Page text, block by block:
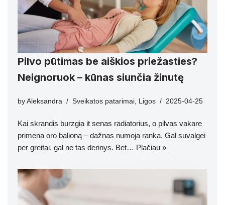
Pilvo pūtimas be aiškios priežasties?
Neignoruok – kūnas siunčia žinutę
by Aleksandra Sveikatos patarimai Ligos 2025-04-25
Kai skrandis burzgia it senas radiatorius, o pilvas vakare
primena oro balioną – dažnas numoja ranka. Gal suvalgei
per greitai, gal ne tas derinys. Bet… Plačiau »